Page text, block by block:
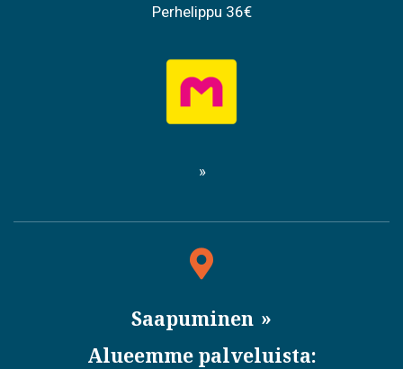
Perhelippu 36€
Saapuminen
Alueemme palveluista: